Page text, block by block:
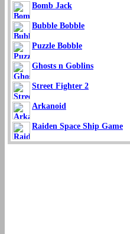
Bomb Jack
Bubble Bobble
Puzzle Bobble
Ghosts n Goblins
Street Fighter 2
Arkanoid
Raiden Space Ship Game